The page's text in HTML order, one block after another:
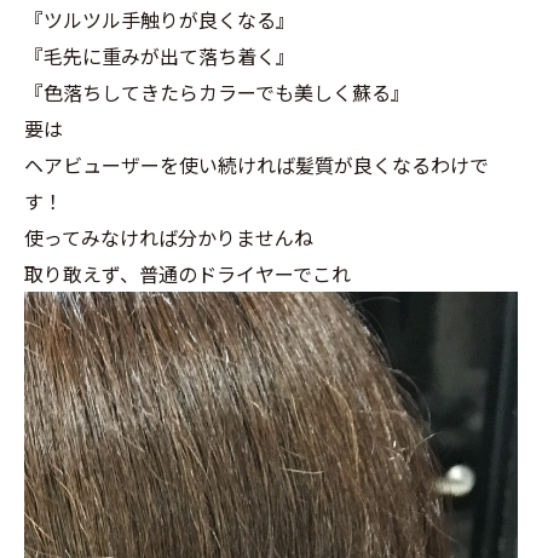
『ツルツル手触りが良くなる』
『毛先に重みが出て落ち着く』
『色落ちしてきたらカラーでも美しく蘇る』
要は
ヘアビューザーを使い続ければ髪質が良くなるわけで
す！
使ってみなければ分かりませんね
取り敢えず、普通のドライヤーでこれ